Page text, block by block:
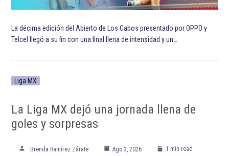
La décima edición del Abierto de Los Cabos presentado por OPPO y
Telcel llegó a su fin con una final llena de intensidad y un…
Liga MX
La Liga MX dejó una jornada llena de
goles y sorpresas
Brenda Ramírez Zárate Ago 3, 2026 1 min read